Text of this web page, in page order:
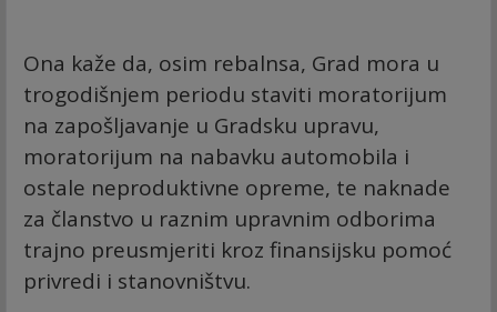
Ona kaže da, osim rebalnsa, Grad mora u
trogodišnjem periodu staviti moratorijum
na zapošljavanje u Gradsku upravu,
moratorijum na nabavku automobila i
ostale neproduktivne opreme, te naknade
za članstvo u raznim upravnim odborima
trajno preusmjeriti kroz finansijsku pomoć
privredi i stanovništvu.